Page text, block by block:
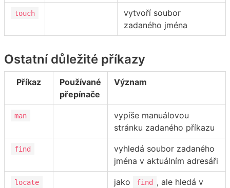
touch
vytvoří soubor
zadaného jména
Ostatní důležité příkazy
Příkaz
Používané
přepínače
Význam
man
vypíše manuálovou
stránku zadaného příkazu
find
vyhledá soubor zadaného
jména v aktuálním adresáři
locate jako find , ale hledá v